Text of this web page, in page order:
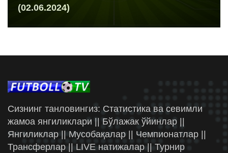
(02.06.2024)
Сизнинг танловингиз: Статистика ва севимли
жамоа янгиликлари || Бўлажак ўйинлар ||
Янгиликлар || Мусобақалар || Чемпионатлар ||
Трансферлар || LIVE натижалар || Турнир